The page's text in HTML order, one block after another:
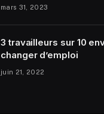
mars 31, 2023
3 travailleurs sur 10
changer d’emploi
juin 21, 2022